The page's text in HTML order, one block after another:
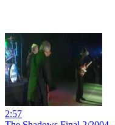
2:57